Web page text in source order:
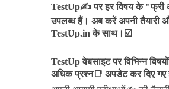
TestUp✍️ पर हर विषय के "फ्री
उपलब्ध हैं। अब करें अपनी तैयारी
TestUp.in के साथ।☑️
TestUp वेबसाइट पर विभिन्न
अधिक प्रश्न📑 अपडेट कर दिए गए